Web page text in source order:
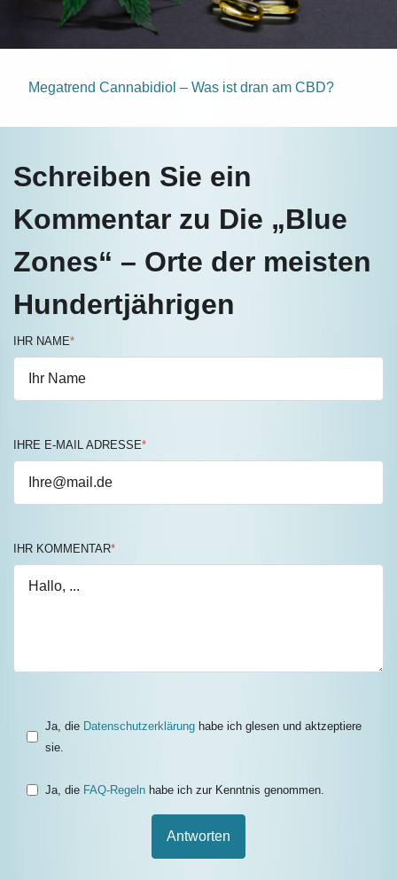
Megatrend Cannabidiol – Was ist dran am CBD?
Schreiben Sie ein
Kommentar zu Die „Blue
Zones“ – Orte der meisten
Hundertjährigen
IHR NAME*
IHRE E-MAIL ADRESSE*
IHR KOMMENTAR*
Ja, die Datenschutzerklärung habe ich glesen und aktzeptiere
sie.
Ja, die FAQ-Regeln habe ich zur Kenntnis genommen.
Antworten